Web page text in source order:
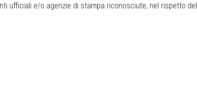
ufficiali e/o agenzie di stampa riconosciute, nel rispetto del